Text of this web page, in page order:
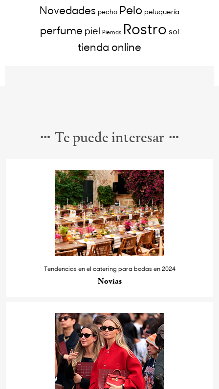
Novedades pecho Pelo peluquería
perfume piel Piernas Rostro sol
tienda online
Te puede interesar
Tendencias en el catering para bodas en 2024
Novias